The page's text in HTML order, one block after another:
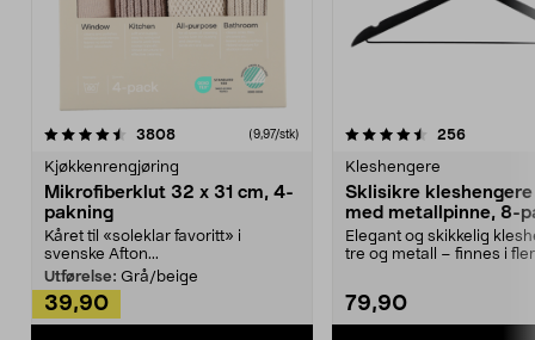
3808anmeldelser(9,97/stk)
Kjøkkenrengjøring
Mikrofiberklut 32 x 31 cm, 4-
pakning
Kåret til «soleklar favoritt» i
svenske Afton...
Utførelse: Grå/beige
39,90
4.5av 5 stjerner 256
Kleshengere
Sklisikre
med metallpinne, 8-
Elegant og skikkelig
tre og metall – finnes i
79,90
4.5av 5 stjerner